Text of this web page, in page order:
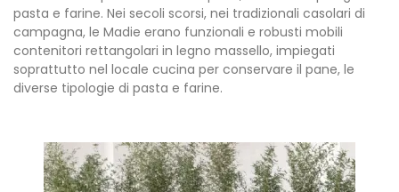
pasta e farine. Nei secoli scorsi, nei tradizionali casolari di
campagna, le Madie erano funzionali e robusti mobili
contenitori rettangolari in legno massello, impiegati
soprattutto nel locale cucina per conservare il pane, le
diverse tipologie di pasta e farine.